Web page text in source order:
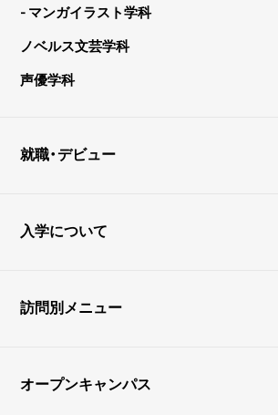
- マンガイラスト学科
ノベルス文芸学科
声優学科
就職・デビュー
入学について
訪問別メニュー
オープンキャンパス